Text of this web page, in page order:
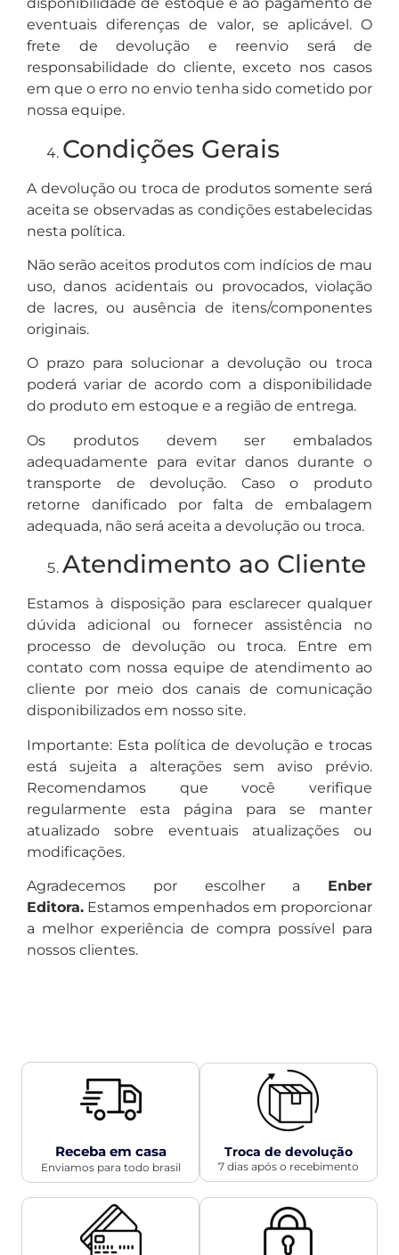
eventuais diferenças de valor, se aplicável. O
frete de devolução e reenvio será de
responsabilidade do cliente, exceto nos casos
em que o erro no envio tenha sido cometido por
nossa equipe.
Condições Gerais
A devolução ou troca de produtos somente será
aceita se observadas as condições estabelecidas
nesta política.
Não serão aceitos produtos com indícios de mau
uso, danos acidentais ou provocados, violação
de lacres, ou ausência de itens/componentes
originais.
O prazo para solucionar a devolução ou troca
poderá variar de acordo com a disponibilidade
do produto em estoque e a região de entrega.
Os produtos devem ser embalados
adequadamente para evitar danos durante o
transporte de devolução. Caso o produto
retorne danificado por falta de embalagem
adequada, não será aceita a devolução ou troca.
Atendimento ao Cliente
Estamos à disposição para esclarecer qualquer
dúvida adicional ou fornecer assistência no
processo de devolução ou troca. Entre em
contato com nossa equipe de atendimento ao
cliente por meio dos canais de comunicação
disponibilizados em nosso site.
Importante: Esta política de devolução e trocas
está sujeita a alterações sem aviso prévio.
Recomendamos que você verifique
regularmente esta página para se manter
atualizado sobre eventuais atualizações ou
modificações.
Agradecemos por escolher a Enber
Editora. Estamos empenhados em proporcionar
a melhor experiência de compra possível para
nossos clientes.
Receba em casa
Enviamos para todo brasil
Troca de devolução
7 dias após o recebimento